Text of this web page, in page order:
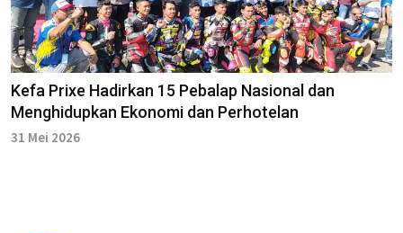
Kefa Prixe Hadirkan 15 Pebalap Nasional dan
Menghidupkan Ekonomi dan Perhotelan
31 Mei 2026